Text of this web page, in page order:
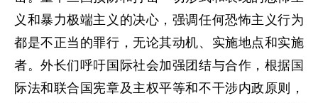
义和暴力极端主义的决心，强调任何恐怖主义行为
都是不正当的罪行，无论其动机、实施地点和实施
者。外长们呼吁国际社会加强团结与合作，根据国
际法和联合国宪章及主权平等和不干涉内政原则，